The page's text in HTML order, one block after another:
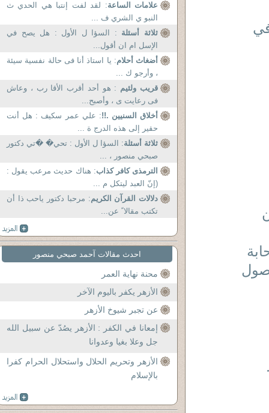
علامات الساعة: لقد لفت إنتبا هي الحدي ث
النبو ي الشري ف ...
ثلاثة أسئلة : السؤا ل الأول : هل يصح في
الإسل ام ان أقول...
أضغاث أحلام: يا استاذ أنا فى حالة نفسية سيئة
، وأرجو ك ...
قريب ولئيم : هو أحد أقرب الأقا رب ، وعاش
فى رعايت ى ، وأصبح...
أخلاق السنيين .!!: علي عمر سكيف : هل أنت
حقير إلى هذه الدرج ة ...
ثلاثة أسئلة: السؤا ل الأول : تحي� �تي دكتور
صبحي منصور ، ...
الترمذى كافر كذاب: هناك حديث مرعب يقول :
(إنّ العبد ليتكل م ...
دلالات القرآن الكريم: مرحبا دكتور یاحب ذا أن
تكتب مقالا ً عن...
احدث مقالات آحمد صبحي منصور
محنة نهاية العمر
الأزهر يكفر باليوم الآخر
عن تجبر شيوخ الأزهر
إمعانا في الكفر : الأزهر يصُدّ عن سبيل الله
جل وعلا بغيا وعدوانا
الأزهر وتحريم الحلال واستحلال الحرام كفرا
بالإسلام